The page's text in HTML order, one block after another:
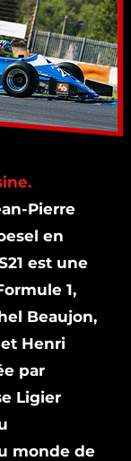
Pierre
en
est une
1,
Beaujon,
Henri
par
Ligier
monde de